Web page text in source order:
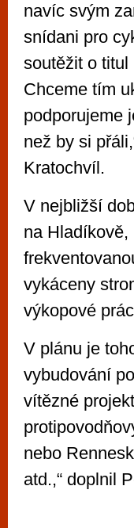
navíc svým
snídani pro
soutěžit o
Chceme tím
podporujeme
než by si
Kratochvíl.
V nejbližší
na
vykáceny
výkopové
V plánu je
vybudování
vítězné
nebo
atd.,“ doplnil